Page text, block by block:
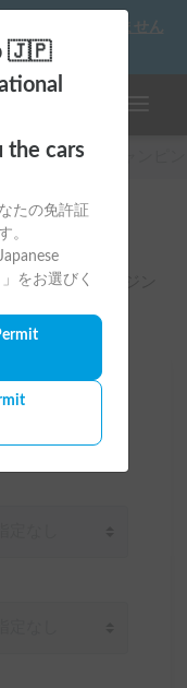
🇯🇵
the cars
たの免許証
。
をお選びく
高の思い出にしません
はCarstay
車両です。エンジン